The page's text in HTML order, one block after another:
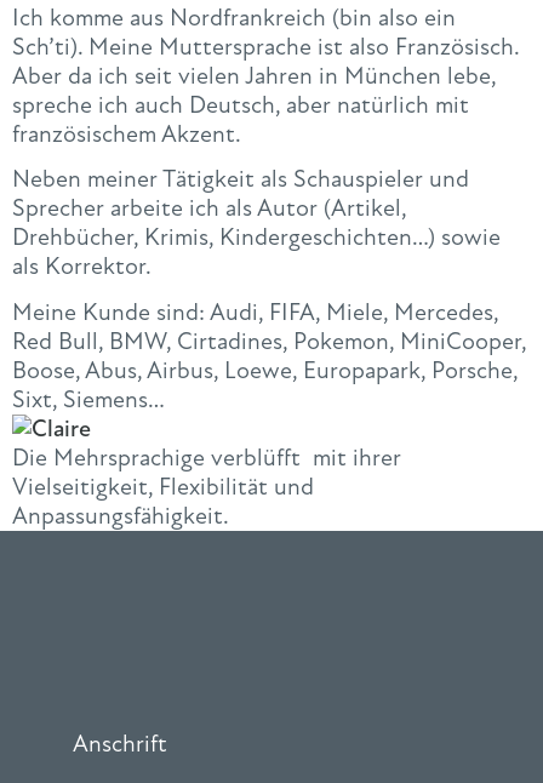
Ich komme aus Nordfrankreich (bin also ein
Sch’ti). Meine Muttersprache ist also Französisch.
Aber da ich seit vielen Jahren in München lebe,
spreche ich auch Deutsch, aber natürlich mit
französischem Akzent.
Neben meiner Tätigkeit als Schauspieler und
Sprecher arbeite ich als Autor (Artikel,
Drehbücher, Krimis, Kindergeschichten…) sowie
als Korrektor.
Meine Kunde sind: Audi, FIFA, Miele, Mercedes,
Red Bull, BMW, Cirtadines, Pokemon, MiniCooper,
Boose, Abus, Airbus, Loewe, Europapark, Porsche,
Sixt, Siemens…
Die Mehrsprachige verblüfft mit ihrer
Vielseitigkeit, Flexibilität und
Anpassungsfähigkeit.
Anschrift